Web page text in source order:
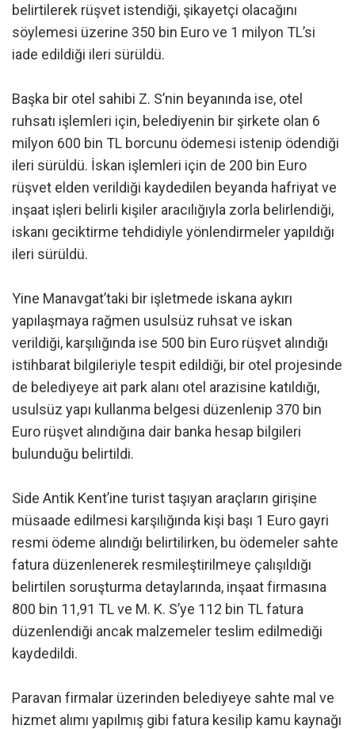
belirtilerek rüşvet istendiği, şikayetçi olacağını
söylemesi üzerine 350 bin Euro ve 1 milyon TL’si
iade edildiği ileri sürüldü.
Başka bir otel sahibi Z. S’nin beyanında ise, otel
ruhsatı işlemleri için, belediyenin bir şirkete olan 6
milyon 600 bin TL borcunu ödemesi istenip ödendiği
ileri sürüldü. İskan işlemleri için de 200 bin Euro
rüşvet elden verildiği kaydedilen beyanda hafriyat ve
inşaat işleri belirli kişiler aracılığıyla zorla belirlendiği,
iskanı geciktirme tehdidiyle yönlendirmeler yapıldığı
ileri sürüldü.
Yine Manavgat’taki bir işletmede iskana aykırı
yapılaşmaya rağmen usulsüz ruhsat ve iskan
verildiği, karşılığında ise 500 bin Euro rüşvet alındığı
istihbarat bilgileriyle tespit edildiği, bir otel projesinde
de belediyeye ait park alanı otel arazisine katıldığı,
usulsüz yapı kullanma belgesi düzenlenip 370 bin
Euro rüşvet alındığına dair banka hesap bilgileri
bulunduğu belirtildi.
Side Antik Kent’ine turist taşıyan araçların girişine
müsaade edilmesi karşılığında kişi başı 1 Euro gayri
resmi ödeme alındığı belirtilirken, bu ödemeler sahte
fatura düzenlenerek resmileştirilmeye çalışıldığı
belirtilen soruşturma detaylarında, inşaat firmasına
800 bin 11,91 TL ve M. K. S’ye 112 bin TL fatura
düzenlendiği ancak malzemeler teslim edilmediği
kaydedildi.
Paravan firmalar üzerinden belediyeye sahte mal ve
hizmet alımı yapılmış gibi fatura kesilip kamu kaynağı